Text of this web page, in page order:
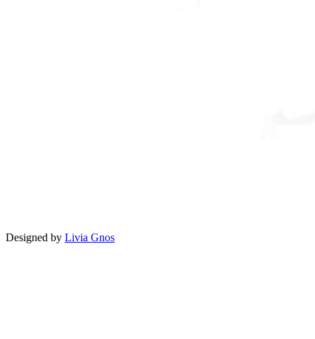
Designed by Livia Gnos